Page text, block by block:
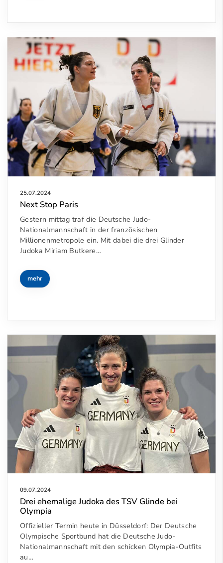
25.07.2024
Next Stop Paris
Gestern mittag traf die Deutsche Judo-
Nationalmannschaft in der französischen
Millionenmetropole ein. Mit dabei die drei Glinder
Judoka Miriam Butkere…
mehr
09.07.2024
Drei ehemalige Judoka des TSV Glinde bei
Olympia
Offizieller Termin heute in Düsseldorf: Der Deutsche
Olympische Sportbund hat die Deutsche Judo-
Nationalmannschaft mit den schicken Olympia-Outfits
au…